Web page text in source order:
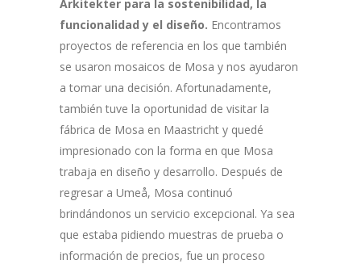
Arkitekter para la sostenibilidad, la
funcionalidad y el diseño. Encontramos
proyectos de referencia en los que también
se usaron mosaicos de Mosa y nos ayudaron
a tomar una decisión. Afortunadamente,
también tuve la oportunidad de visitar la
fábrica de Mosa en Maastricht y quedé
impresionado con la forma en que Mosa
trabaja en diseño y desarrollo. Después de
regresar a Umeå, Mosa continuó
brindándonos un servicio excepcional. Ya sea
que estaba pidiendo muestras de prueba o
información de precios, fue un proceso